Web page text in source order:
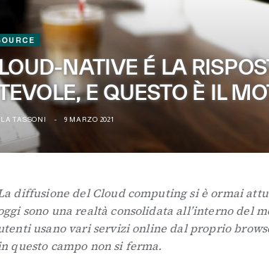
NATIVE É LA
E QUESTO È IL
TASSONI 9 MARZO 2021
diffusione del Cloud computing si è ormai
sono una realtà consolidata all’interno del
usano vari servizi online dal proprio
questo campo non si ferma.